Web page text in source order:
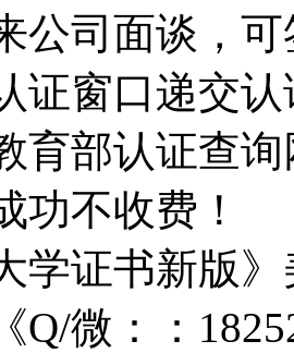
公司面谈，
证窗口递交认
育部认证查
功不收费！
学证书新版
Q/微：：